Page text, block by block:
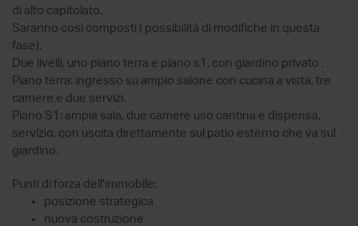
di alto capitolato.
Saranno così composti ( possibilità di modifiche in questa
fase).
Due livelli, uno piano terra e piano s1, con giardino privato .
Piano terra: ingresso su ampio salone con cucina a vista, tre
camere e due servizi.
Piano S1: ampia sala, due camere uso cantina e dispensa,
servizio, con uscita direttamente sul patio esterno che va sul
giardino.
Punti di forza dell'immobile:
posizione strategica
nuova costruzione